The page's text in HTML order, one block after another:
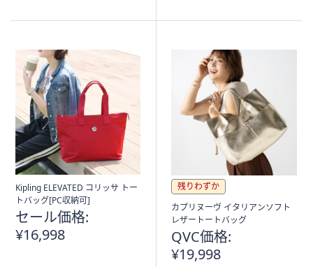
Kipling ELEVATED コリッサ トー
トバッグ[PC収納可]
セール価格:
¥16,998
残りわずか
カプリヌーヴ イタリアンソフト
レザートートバッグ
QVC価格:
¥19,998